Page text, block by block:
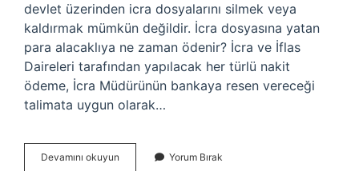
devlet üzerinden icra dosyalarını silmek veya
kaldırmak mümkün değildir. İcra dosyasına yatan
para alacaklıya ne zaman ödenir? İcra ve İflas
Daireleri tarafından yapılacak her türlü nakit
ödeme, İcra Müdürünün bankaya resen vereceği
talimata uygun olarak…
Devamını okuyun Yorum Bırak